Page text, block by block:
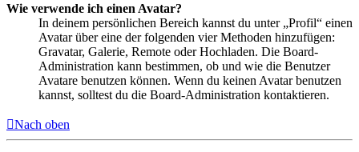
Wie verwende ich einen Avatar?
In deinem persönlichen Bereich kannst du unter „Profil“ einen
Avatar über eine der folgenden vier Methoden hinzufügen:
Gravatar, Galerie, Remote oder Hochladen. Die Board-
Administration kann bestimmen, ob und wie die Benutzer
Avatare benutzen können. Wenn du keinen Avatar benutzen
kannst, solltest du die Board-Administration kontaktieren.
Nach oben